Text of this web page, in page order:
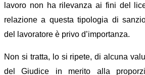
lavoro non ha rilevanza ai fini del
relazione a questa tipologia di
del lavoratore è privo d’importanza.
Non si tratta, lo si ripete, di alcuna
del Giudice in merito alla